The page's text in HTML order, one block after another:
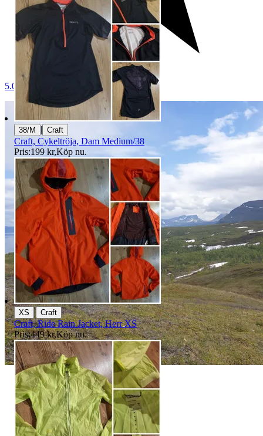
5.0
38/M | Craft
Craft, Cykeltröja, Dam Medium/38
Pris:199 kr,Köp nu.
XS | Craft
Craft, Ride Rain Jacket, Herr XS
Pris:449 kr,Köp nu.